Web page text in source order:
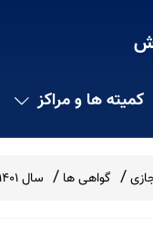
کمیته ها و مراکز
گواهی ها سال 1401